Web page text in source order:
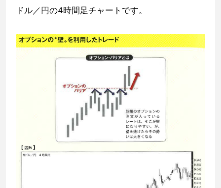
ドル／円の4時間足チャートです。